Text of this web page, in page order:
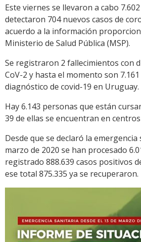
Este viernes se llevaron a cabo
detectaron 704 nuevos casos de
acuerdo a la información
Ministerio de Salud Pública (MSP).
Se registraron 2 fallecimientos con
CoV-2 y hasta el momento son
diagnóstico de covid-19 en Uruguay.
Hay 6.143 personas que están
39 de ellas se encuentran en
Desde que se declaró la
marzo de 2020 se han procesado
registrado 888.639 casos positivos
ese total 875.335 ya se recuperaron.